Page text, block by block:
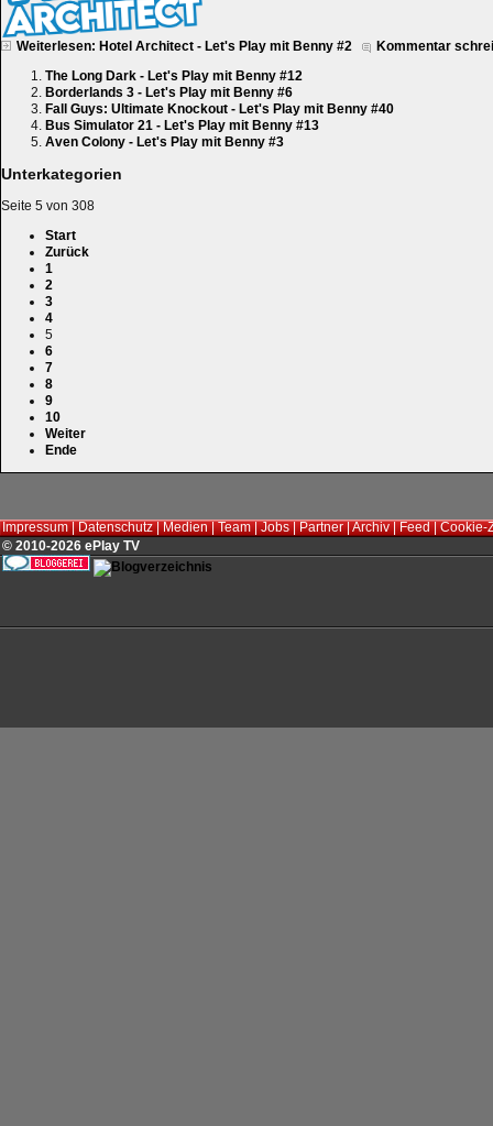
Weiterlesen: Hotel Architect - Let's Play mit Benny #2
Kommentar
The Long Dark - Let's Play mit Benny #12
Borderlands 3 - Let's Play mit Benny #6
Fall Guys: Ultimate Knockout - Let's Play mit Benny #40
Bus Simulator 21 - Let's Play mit Benny #13
Aven Colony - Let's Play mit Benny #3
Unterkategorien
Seite 5 von 308
Start
Zurück
1
2
3
4
5
6
7
8
9
10
Weiter
Ende
Impressum|Datenschutz|Medien|Team|Jobs|Partner|Archiv|Feed|Cookie-
© 2010-2026 ePlay TV